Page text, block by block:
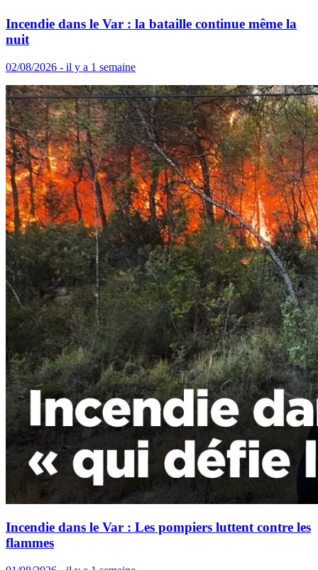
Incendie dans le Var : la bataille continue même la
nuit
02/08/2026 - il y a 1 semaine
Incendie dans le Var : Les pompiers luttent contre les
flammes